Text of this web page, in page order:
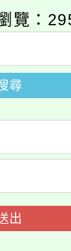
民語歌
年度第
選結果(
年度第
選結果(
學推廣
分析基
導中心
、社會
加。
辦理
動海報
觀特色
畫」
表揚
獎」
覽：
尋
出